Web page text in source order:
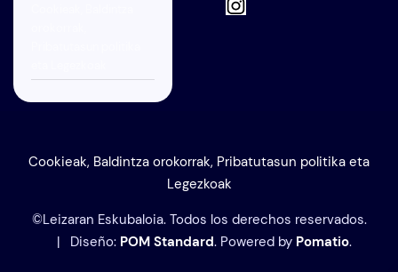
Cookieak, Baldintza orokorrak, Pribatutasun politika eta
Legezkoak
©Leizaran Eskubaloia. Todos los derechos reservados.
| Diseño: POM Standard. Powered by Pomatio.